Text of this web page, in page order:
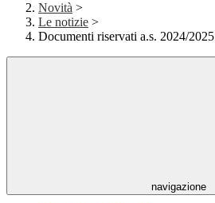
Novità >
Le notizie >
Documenti riservati a.s. 2024/2025
navigazione